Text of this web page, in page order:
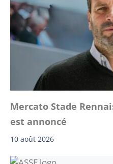
Mercato Stade
est annoncé
10 août 2026